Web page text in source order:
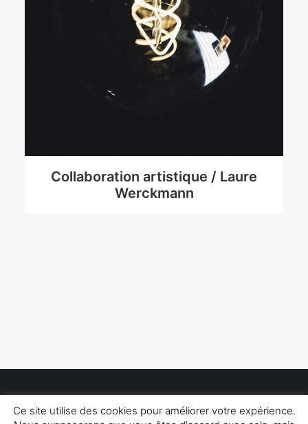
Collaboration artistique / Laure
Werckmann
Noémie Rosenblatt – Compagnie du Rouhault Mentions Légales
Ce site utilise des cookies pour améliorer votre expérience.